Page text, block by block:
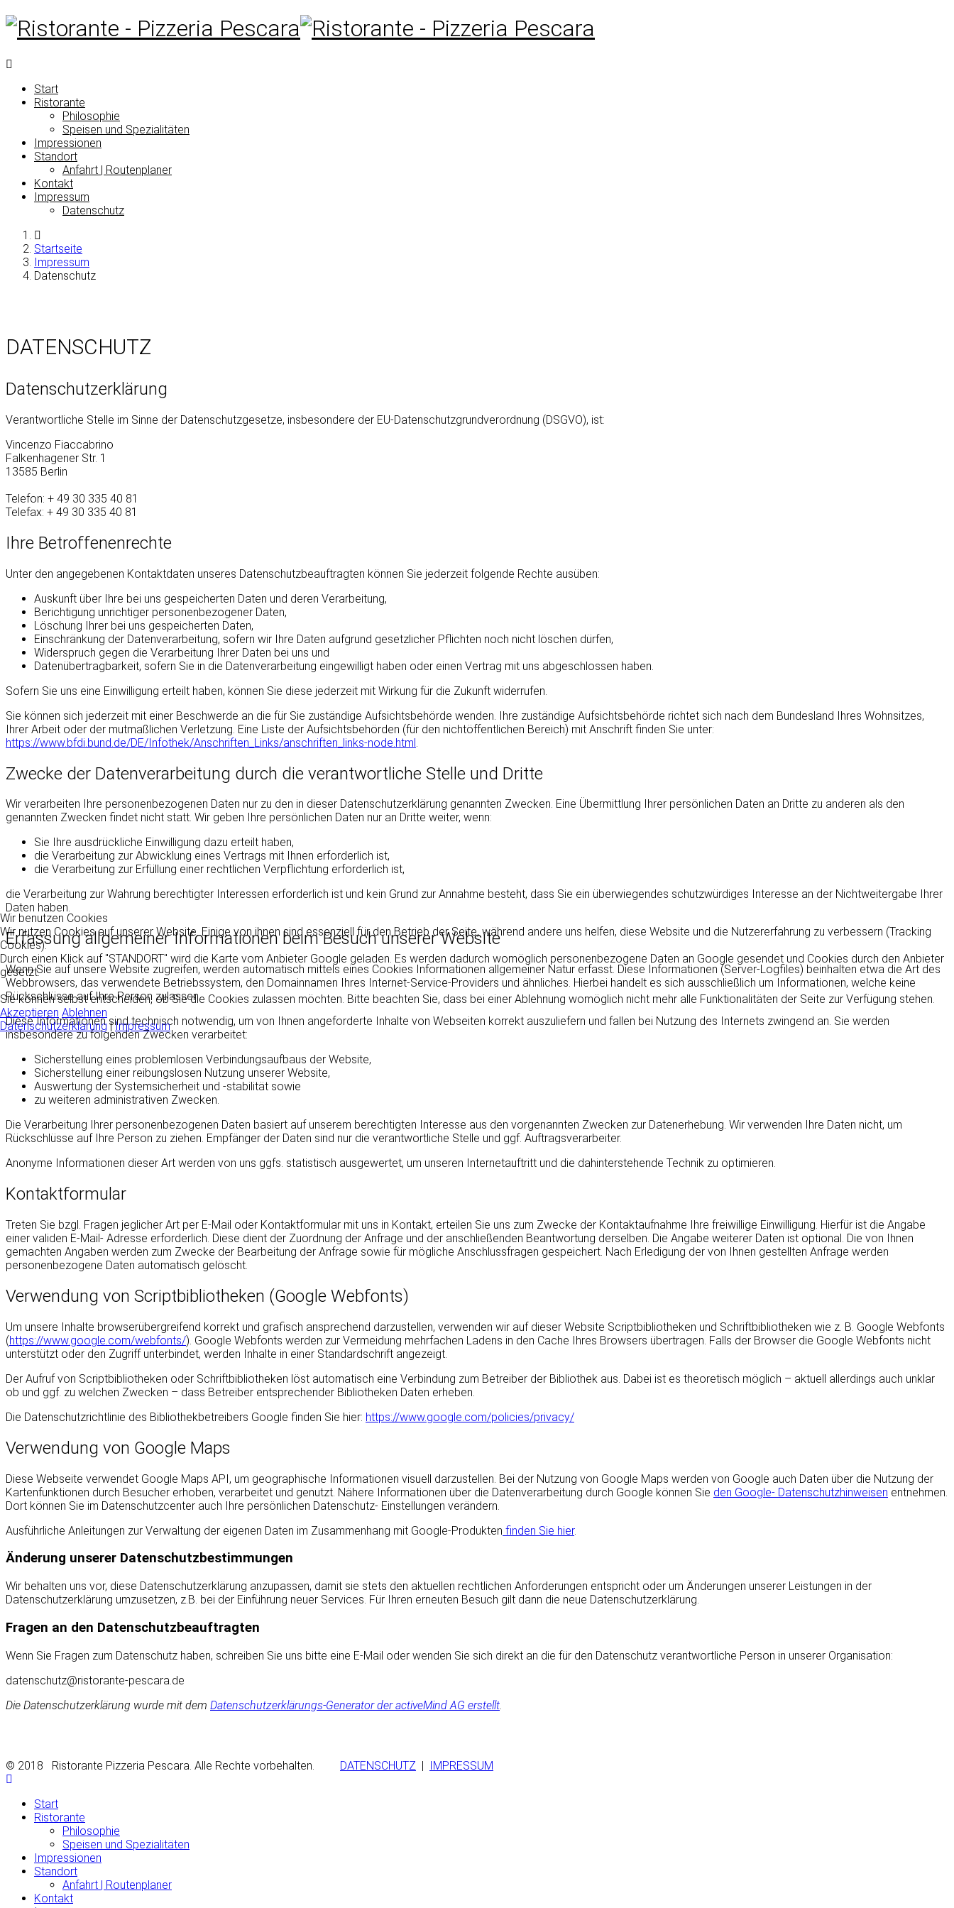
Start
Ristorante
Philosophie
Speisen und Spezialitäten
Impressionen
Standort
Anfahrt | Routenplaner
Kontakt
Impressum
Datenschutz
Startseite
Impressum
Datenschutz
DATENSCHUTZ
Datenschutzerklärung
Verantwortliche Stelle im Sinne der Datenschutzgesetze, insbesondere der EU-Datenschutzgrundverordnung (DSGVO), ist:
Vincenzo Fiaccabrino
Falkenhagener Str. 1
13585 Berlin
Telefon: + 49 30 335 40 81
Telefax: + 49 30 335 40 81
Ihre Betroffenenrechte
Unter den angegebenen Kontaktdaten unseres Datenschutzbeauftragten können Sie jederzeit folgende Rechte ausüben:
Auskunft über Ihre bei uns gespeicherten Daten und deren Verarbeitung,
Berichtigung unrichtiger personenbezogener Daten,
Löschung Ihrer bei uns gespeicherten Daten,
Einschränkung der Datenverarbeitung, sofern wir Ihre Daten aufgrund gesetzlicher Pflichten noch nicht löschen dürfen,
Widerspruch gegen die Verarbeitung Ihrer Daten bei uns und
Datenübertragbarkeit, sofern Sie in die Datenverarbeitung eingewilligt haben oder einen Vertrag mit uns abgeschlossen haben.
Sofern Sie uns eine Einwilligung erteilt haben, können Sie diese jederzeit mit Wirkung für die Zukunft widerrufen.
Sie können sich jederzeit mit einer Beschwerde an die für Sie zuständige Aufsichtsbehörde wenden. Ihre zuständige Aufsichtsbehörde richtet sich nach dem Bundesland Ihres Wohnsitzes,
Ihrer Arbeit oder der mutmaßlichen Verletzung. Eine Liste der Aufsichtsbehörden (für den nichtöffentlichen Bereich) mit Anschrift finden Sie unter:
https://www.bfdi.bund.de/DE/Infothek/Anschriften_Links/anschriften_links-node.html
Zwecke der Datenverarbeitung durch die verantwortliche Stelle und Dritte
Wir verarbeiten Ihre personenbezogenen Daten nur zu den in dieser Datenschutzerklärung genannten Zwecken. Eine Übermittlung Ihrer persönlichen Daten an Dritte zu anderen als den
genannten Zwecken findet nicht statt. Wir geben Ihre persönlichen Daten nur an Dritte weiter, wenn:
Sie Ihre ausdrückliche Einwilligung dazu erteilt haben,
die Verarbeitung zur Abwicklung eines Vertrags mit Ihnen erforderlich ist,
die Verarbeitung zur Erfüllung einer rechtlichen Verpflichtung erforderlich ist,
die Verarbeitung zur Wahrung berechtigter Interessen erforderlich ist und kein Grund zur Annahme besteht, dass Sie ein überwiegendes schutzwürdiges Interesse an der Nichtweitergabe Ihrer
Daten haben.
Erfassung allgemeiner Informationen beim Besuch unserer Website
Wenn Sie auf unsere Website zugreifen, werden automatisch mittels eines Cookies Informationen allgemeiner Natur erfasst. Diese Informationen (Server-Logfiles) beinhalten etwa die Art des
Webbrowsers, das verwendete Betriebssystem, den Domainnamen Ihres Internet-Service-Providers und ähnliches. Hierbei handelt es sich ausschließlich um Informationen, welche keine
Rückschlüsse auf Ihre Person zulassen.
Diese Informationen sind technisch notwendig, um von Ihnen angeforderte Inhalte von Webseiten korrekt auszuliefern und fallen bei Nutzung des Internets zwingend an. Sie werden
insbesondere zu folgenden Zwecken verarbeitet:
Sicherstellung eines problemlosen Verbindungsaufbaus der Website,
Sicherstellung einer reibungslosen Nutzung unserer Website,
Auswertung der Systemsicherheit und -stabilität sowie
zu weiteren administrativen Zwecken.
Die Verarbeitung Ihrer personenbezogenen Daten basiert auf unserem berechtigten Interesse aus den vorgenannten Zwecken zur Datenerhebung. Wir verwenden Ihre Daten nicht, um
Rückschlüsse auf Ihre Person zu ziehen. Empfänger der Daten sind nur die verantwortliche Stelle und ggf. Auftragsverarbeiter.
Anonyme Informationen dieser Art werden von uns ggfs. statistisch ausgewertet, um unseren Internetauftritt und die dahinterstehende Technik zu optimieren.
Kontaktformular
Treten Sie bzgl. Fragen jeglicher Art per E-Mail oder Kontaktformular mit uns in Kontakt, erteilen Sie uns zum Zwecke der Kontaktaufnahme Ihre freiwillige Einwilligung. Hierfür ist die Angabe
einer validen E-Mail- Adresse erforderlich. Diese dient der Zuordnung der Anfrage und der anschließenden Beantwortung derselben. Die Angabe weiterer Daten ist optional. Die von Ihnen
gemachten Angaben werden zum Zwecke der Bearbeitung der Anfrage sowie für mögliche Anschlussfragen gespeichert. Nach Erledigung der von Ihnen gestellten Anfrage werden
personenbezogene Daten automatisch gelöscht.
Verwendung von Scriptbibliotheken (Google Webfonts)
Um unsere Inhalte browserübergreifend korrekt und grafisch ansprechend darzustellen, verwenden wir auf dieser Website Scriptbibliotheken und Schriftbibliotheken wie z. B. Google Webfonts
(https://www.google.com/webfonts/). Google Webfonts werden zur Vermeidung mehrfachen Ladens in den Cache Ihres Browsers übertragen. Falls der Browser die Google Webfonts nicht
unterstützt oder den Zugriff unterbindet, werden Inhalte in einer Standardschrift angezeigt.
Der Aufruf von Scriptbibliotheken oder Schriftbibliotheken löst automatisch eine Verbindung zum Betreiber der Bibliothek aus. Dabei ist es theoretisch möglich – aktuell allerdings auch unklar
ob und ggf. zu welchen Zwecken – dass Betreiber entsprechender Bibliotheken Daten erheben.
Die Datenschutzrichtlinie des Bibliothekbetreibers Google finden Sie hier: https://www.google.com/policies/privacy/
Verwendung von Google Maps
Diese Webseite verwendet Google Maps API, um geographische Informationen visuell darzustellen. Bei der Nutzung von Google Maps werden von Google auch Daten über die Nutzung der
Kartenfunktionen durch Besucher erhoben, verarbeitet und genutzt. Nähere Informationen über die Datenverarbeitung durch Google können Sie den Google- Datenschutzhinweisen entnehmen.
Dort können Sie im Datenschutzcenter auch Ihre persönlichen Datenschutz- Einstellungen verändern.
Ausführliche Anleitungen zur Verwaltung der eigenen Daten im Zusammenhang mit Google-Produkten finden Sie hier.
Änderung unserer Datenschutzbestimmungen
Wir behalten uns vor, diese Datenschutzerklärung anzupassen, damit sie stets den aktuellen rechtlichen Anforderungen entspricht oder um Änderungen unserer Leistungen in der
Datenschutzerklärung umzusetzen, z.B. bei der Einführung neuer Services. Für Ihren erneuten Besuch gilt dann die neue Datenschutzerklärung.
Fragen an den Datenschutzbeauftragten
Wenn Sie Fragen zum Datenschutz haben, schreiben Sie uns bitte eine E-Mail oder wenden Sie sich direkt an die für den Datenschutz verantwortliche Person in unserer Organisation:
Die Datenschutzerklärung wurde mit dem Datenschutzerklärungs-Generator der activeMind AG erstellt
© 2018 Ristorante Pizzeria Pescara. Alle Rechte vorbehalten. DATENSCHUTZ | IMPRESSUM
Start
Ristorante
Philosophie
Speisen und Spezialitäten
Impressionen
Standort
Anfahrt | Routenplaner
Kontakt
Wir benutzen Cookies
Wir nutzen Cookies auf unserer Website. Einige von ihnen sind essenziell für den Betrieb der Seite, während andere uns helfen, diese Website und die Nutzererfahrung zu verbessern (Tracking
Cookies).
Durch einen Klick auf "STANDORT" wird die Karte vom Anbieter Google geladen. Es werden dadurch womöglich personenbezogene Daten an Google gesendet und Cookies durch den Anbieter
gesetzt.
Sie können selbst entscheiden, ob Sie die Cookies zulassen möchten. Bitte beachten Sie, dass bei einer Ablehnung womöglich nicht mehr alle Funktionalitäten der Seite zur Verfügung stehen.
Akzeptieren Ablehnen
Datenschutzerklärung |Impressum